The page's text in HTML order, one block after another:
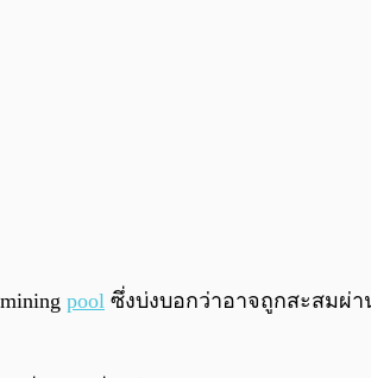
pool ซึ่งบ่งบอกว่าอาจถูกสะสมผ่า